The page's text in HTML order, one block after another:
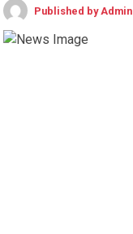
Published by Admin